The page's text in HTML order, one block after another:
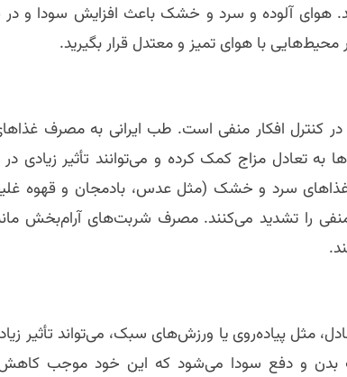
هوای آلوده و سرد و خشک باعث افزایش سودا و
با هوای تمیز و معتدل قرار بگیرید.
در کنترل افکار منفی است. طب ایرانی به مصرف
به تعادل مزاج کمک کرده و می‌توانند تأثیر
غذاهای سرد و خشک (مثل عدس، بادمجان و قهوه
را تشدید می‌کنند. مصرف شربت‌های آرام‌بخش
مثل پیاده‌روی یا ورزش‌های سبک، می‌تواند تأثیر
بدن و دفع سودا می‌شود که این خود موجب کاهش